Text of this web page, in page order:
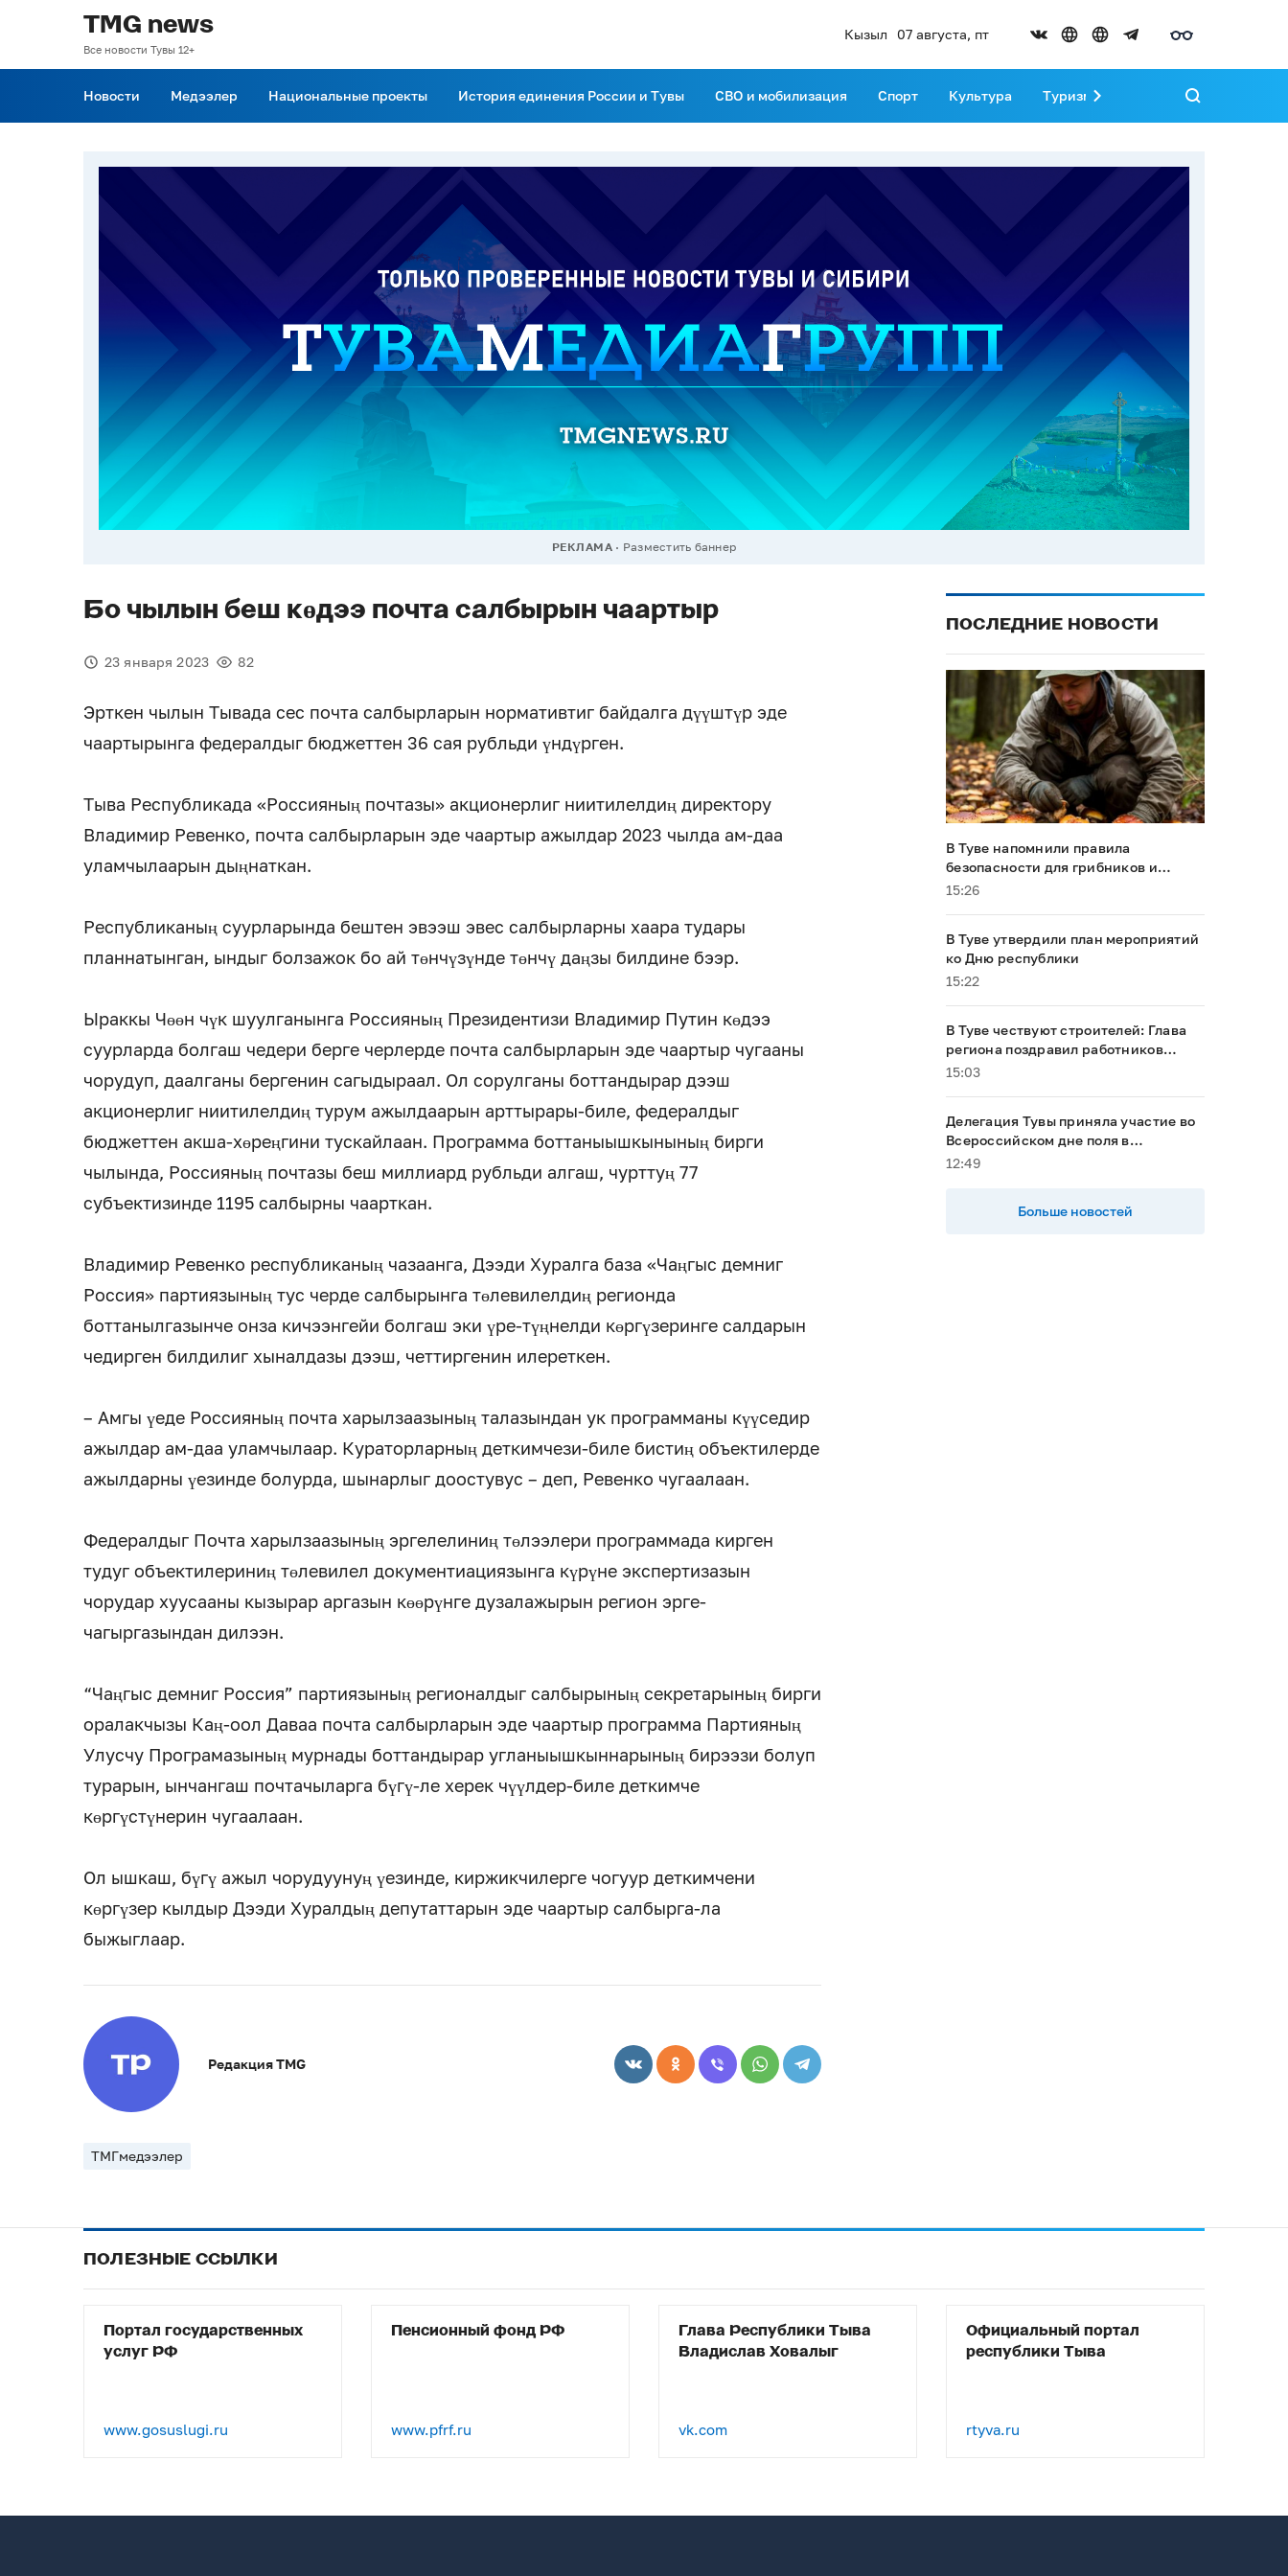
TMG news
Все новости Тувы 12+
Кызыл 07 августа, пт
Новости Медээлер Национальные проекты История единения России и Тувы СВО и мобилизация Спорт Культура Туризм Развитие Тувы
РЕКЛАМА Разместить баннер
Бо чылын беш көдээ почта салбырын чаартыр
23 января 2023 82
Эрткен чылын Тывада сес почта салбырларын нормативтиг байдалга дүүштүр эде
чаартырынга федералдыг бюджеттен 36 сая рубльди үндүрген.
Тыва Республикада «Россияның почтазы» акционерлиг ниитилелдиң директору
Владимир Ревенко, почта салбырларын эде чаартыр ажылдар 2023 чылда ам-даа
уламчылаарын дыңнаткан.
Республиканың суурларында бештен эвээш эвес салбырларны хаара тудары
планнатынган, ындыг болзажок бо ай төнчүзүнде төнчү даңзы билдине бээр.
Ыраккы Чөөн чүк шуулганынга Россияның Президентизи Владимир Путин көдээ
суурларда болгаш чедери берге черлерде почта салбырларын эде чаартыр чугааны
чорудуп, даалганы бергенин сагыдыраал. Ол сорулганы боттандырар дээш
акционерлиг ниитилелдиң турум ажылдаарын арттырары-биле, федералдыг
бюджеттен акша-хөреңгини тускайлаан. Программа боттаныышкынының бирги
чылында, Россияның почтазы беш миллиард рубльди алгаш, чурттуң 77
субъектизинде 1195 салбырны чаарткан.
Владимир Ревенко республиканың чазаанга, Дээди Хуралга база «Чаңгыс демниг
Россия» партиязының тус черде салбырынга төлевилелдиң регионда
боттанылгазынче онза кичээнгейи болгаш эки үре-түңнелди көргүзеринге салдарын
чедирген билдилиг хыналдазы дээш, четтиргенин илереткен.
– Амгы үеде Россияның почта харылзаазының талазындан ук программаны күүседир
ажылдар ам-даа уламчылаар. Кураторларның деткимчези-биле бистиң объектилерде
ажылдарны үезинде болурда, шынарлыг доостувус – деп, Ревенко чугаалаан.
Федералдыг Почта харылзаазының эргелелиниң төлээлери программада кирген
тудуг объектилериниң төлевилел документиациязынга күрүне экспертизазын
чорудар хуусааны кызырар аргазын көөрүнге дузалажырын регион эрге-
чагыргазындан дилээн.
“Чаңгыс демниг Россия” партиязының регионалдыг салбырының секретарының бирги
оралакчызы Каң-оол Даваа почта салбырларын эде чаартыр программа Партияның
Улусчу Програмазының мурнады боттандырар угланыышкыннарының бирээзи болуп
турарын, ынчангаш почтачыларга бүгү-ле херек чүүлдер-биле деткимче
көргүстүнерин чугаалаан.
Ол ышкаш, бүгү ажыл чорудуунуң үезинде, киржикчилерге чогуур деткимчени
көргүзер кылдыр Дээди Хуралдың депутаттарын эде чаартыр салбырга-ла
быжыглаар.
Редакция TMG
ТМГмедээлер
ПОСЛЕДНИЕ НОВОСТИ
В Туве напомнили правила
безопасности для грибников и
ягодников в период особого
15:26
В Туве утвердили план мероприятий
ко Дню республики
15:22
В Туве чествуют строителей: Глава
региона поздравил работников
отрасли и вручил награды
15:03
Делегация Тувы приняла участие во
Всероссийском дне поля в
Алтайском крае
12:49
Больше новостей
ПОЛЕЗНЫЕ ССЫЛКИ
Портал государственных
услуг РФ
www.gosuslugi.ru
Пенсионный фонд РФ
www.pfrf.ru
Глава Республики Тыва
Владислав Ховалыг
vk.com
Официальный портал
республики Тыва
rtyva.ru